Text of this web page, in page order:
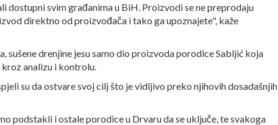
dostupni svim građanima u BiH. Proizvodi se ne preprodaju
direktno od proizvođača i tako ga upoznajete", kaže
sušene drenjine jesu samo dio proizvoda porodice Sabljić koja
analizu i kontrolu.
su da ostvare svoj cilj što je vidljivo preko njihovih dosadašnjih
podstakli i ostale porodice u Drvaru da se uključe, te svakoga